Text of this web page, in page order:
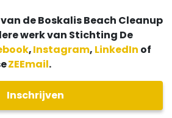
de Boskalis Beach Cleanup
werk van Stichting De
,Instagram, LinkedIn of
ZEEmail.
Inschrijven